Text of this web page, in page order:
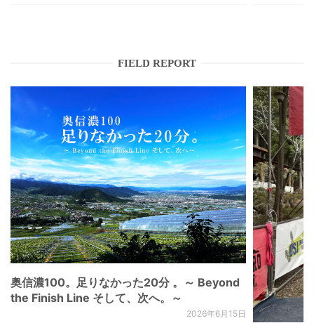
FIELD REPORT
奥信濃100。足りなかった20分 。～ Beyond
the Finish Line そして、次へ。～
2026年6月15日